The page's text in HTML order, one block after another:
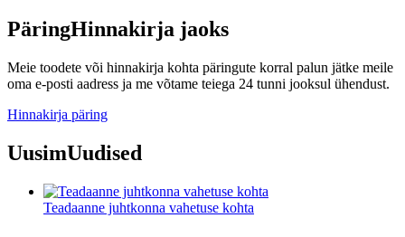
PäringHinnakirja jaoks
Meie toodete või hinnakirja kohta päringute korral palun jätke meile
oma e-posti aadress ja me võtame teiega 24 tunni jooksul ühendust.
Hinnakirja päring
UusimUudised
Teadaanne juhtkonna vahetuse kohta